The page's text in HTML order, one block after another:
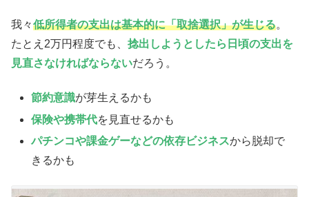
我々低所得者の支出は基本的に「取捨選択」が生じる。
たとえ2万円程度でも、 捻出しようとしたら日頃の支出を
見直さなければならないだろう。
節約意識が芽生えるかも
保険や携帯代を見直せるかも
パチンコや課金ゲーなどの依存ビジネスから脱却で
きるかも